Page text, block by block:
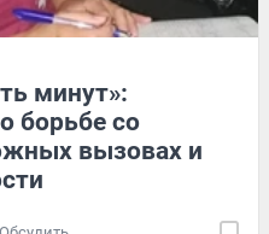
минут»:
борьбе со
вызовах и